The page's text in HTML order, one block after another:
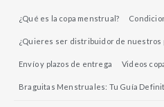
¿Qué es la copa menstrual?
¿Quieres ser distribuidor de nuestros
Envío y plazos de entrega Videos
Braguitas Menstruales: Tu Guía